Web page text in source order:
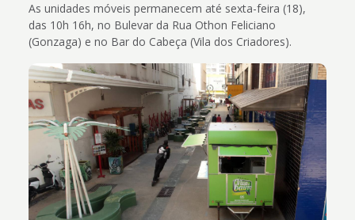
As unidades móveis permanecem até sexta-feira (18),
das 10h 16h, no Bulevar da Rua Othon Feliciano
(Gonzaga) e no Bar do Cabeça (Vila dos Criadores).